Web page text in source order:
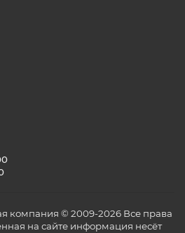
компания © 2009-2026 Все права
на сайте информация несёт